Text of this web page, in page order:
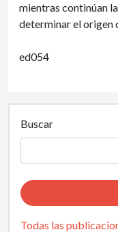
mientras continúan
determinar el origen
ed054
Buscar
Todas las